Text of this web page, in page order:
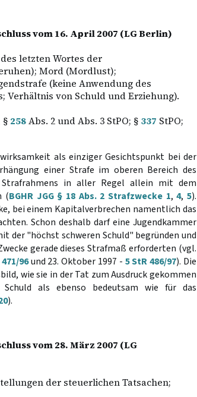
vom 16. April 2007 (LG Berlin)
letzten Wortes der
Mord (Mordlust);
(keine Anwendung des
Verhältnis von Schuld und Erziehung).
§ 258Abs. 2 und Abs. 3 StPO; § 337 StPO;
als einziger Gesichtspunkt bei der
einer Strafe im oberen Bereich des
in aller Regel allein mit dem
(BGHR JGG § 18 Abs. 2 Strafzwecke 1,4,5).
bei einem Kapitalverbrechen namentlich das
Schon deshalb darf eine Jugendkammer
der "höchst schweren Schuld" begründen und
gerade dieses Strafmaß erforderten (vgl.
96und 23. Oktober 1997 - 5 StR 486/97). Die
wie sie in der Tat zum Ausdruck gekommen
als ebenso bedeutsam wie für das
).
vom 28. März 2007 (LG
der steuerlichen Tatsachen;